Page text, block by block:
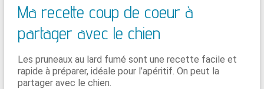
Ma recette coup de coeur à
partager avec le chien
Les pruneaux au lard fumé sont une recette facile et
rapide à préparer, idéale pour l’apéritif. On peut la
partager avec le chien.